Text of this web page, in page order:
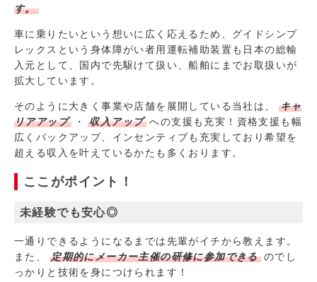
す。
車に乗りたいという想いに広く応えるため、グイドシンプ
レックスという身体障がい者用運転補助装置も日本の総輸
入元として、国内で先駆けて扱い、船舶にまでお取扱いが
拡大しています。
そのように大きく事業や店舗を展開している当社は、
キャ
リアアップ
・ 収入アップ への支援も充実！資格支援も幅
広くバックアップ、インセンティブも充実しており希望を
超える収入を叶えているかたも多くおります。
ここがポイント！
未経験でも安心◎
一通りできるようになるまでは先輩がイチから教えます。
また、
定期的にメーカー主催の研修に参加できる のでし
っかりと技術を身につけられます！